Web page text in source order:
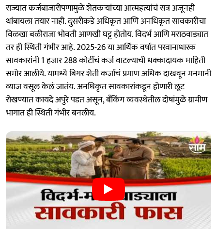
राज्यात कर्जबाजारीपणामुळे शेतकऱ्यांच्या आत्महत्यांचं सत्र अजूनही
थांबायला तयार नाही. दुसरीकडे अधिकृत आणि अनधिकृत सावकारीचा
विळखा बळीराजा भोवती आणखी घट्ट होतोय. विदर्भ आणि मराठवाड्यात
तर ही स्थिती गंभीर आहे. 2025-26 या आर्थिक वर्षात परवानाधारक
सावकारांनी 1 हजार 288 कोटींचं कर्ज वाटल्याची धक्कादायक माहिती
समोर आलीये. यामध्ये बिगर शेती कर्जाचं प्रमाण अधिक दाखवून मनमानी
व्याज वसूल केलं जातंय. अनधिकृत सावकारांकडून होणारी लूट
रोखण्यात कायदे अपुरे पडत असून, बँकिंग व्यवस्थेतील दोषांमुळे ग्रामीण
भागात ही स्थिती गंभीर बनलीय.